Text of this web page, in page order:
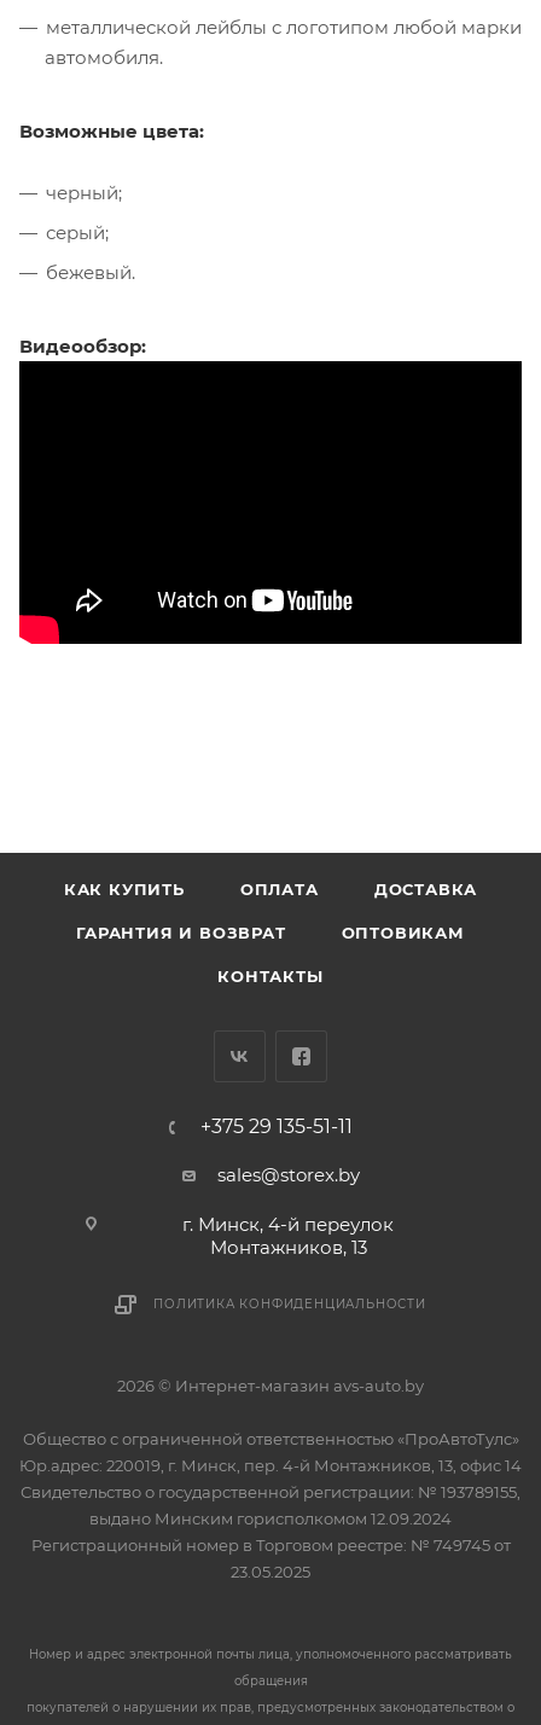
металлической лейблы с логотипом любой марки
автомобиля.
Возможные цвета:
черный;
серый;
бежевый.
Видеообзор:
КАК КУПИТЬ ОПЛАТА ДОСТАВКА
ГАРАНТИЯ И ВОЗВРАТ ОПТОВИКАМ
КОНТАКТЫ
+375 29 135-51-11
sales@storex.by
г. Минск, 4-й переулок
Монтажников, 13
ПОЛИТИКА КОНФИДЕНЦИАЛЬНОСТИ
2026 © Интернет-магазин avs-auto.by
Общество с ограниченной ответственностью «ПроАвтоТулс»
Юр.адрес: 220019, г. Минск, пер. 4-й Монтажников, 13, офис 14
Свидетельство о государственной регистрации: № 193789155,
выдано Минским горисполкомом 12.09.2024
Регистрационный номер в Торговом реестре: № 749745 от
23.05.2025
Номер и адрес электронной почты лица, уполномоченного рассматривать
обращения
покупателей о нарушении их прав, предусмотренных законодательством о